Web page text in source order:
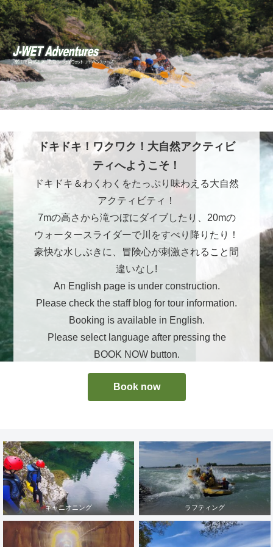
ドキドキ！ワクワク！大自然アクティビ
ティへようこそ！
ドキドキ＆わくわくをたっぷり味わえる大自然
アクティビティ！
7mの高さから滝つぼにダイブしたり、20mの
ウォータースライダーで川をすべり降りたり！
豪快な水しぶきに、冒険心が刺激されること間
違いなし!
An English page is under construction.
Please check the staff blog for tour information.
Booking is available in English.
Please select language after pressing the
BOOK NOW button.
Book now
キャニオニング ラフティング